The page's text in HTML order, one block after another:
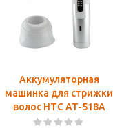
Аккумуляторная
машинка для стрижки
волос HTC AT-518A